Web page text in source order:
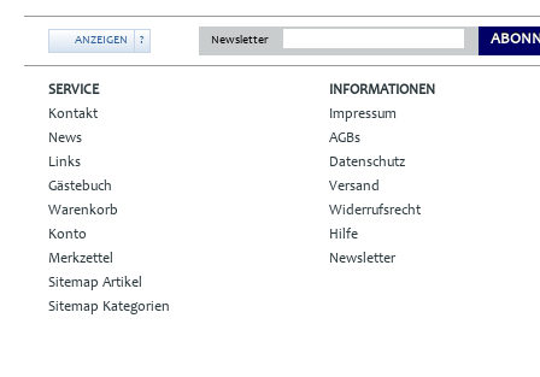
ANZEIGEN ? Newsletter
SERVICE
Kontakt
News
Links
Gästebuch
Warenkorb
Konto
Merkzettel
Sitemap Artikel
Sitemap Kategorien
INFORMATIONEN
Impressum
AGBs
Datenschutz
Versand
Widerrufsrecht
Hilfe
Newsletter